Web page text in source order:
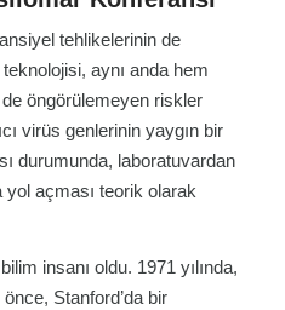
tehlikelerinin de
aynı anda hem
öngörülemeyen riskler
virüs genlerinin yaygın bir
durumunda, laboratuvardan
yol açması teorik olarak
insanı oldu. 1971 yılında,
Stanford’da bir